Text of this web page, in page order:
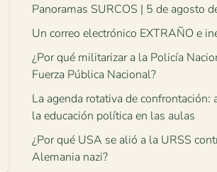
Panoramas SURCOS | 5 de agosto
Un correo electrónico EXTRAÑO e
¿Por qué militarizar a la Policía
Fuerza Pública Nacional?
La agenda rotativa de confrontación:
la educación política en las aulas
¿Por qué USA se alió a la URSS
Alemania nazi?